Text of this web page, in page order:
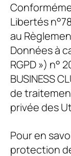
Libertés
au
Données à
RGPD ») n°
BUSINESS
de
privée des
Pour en
protection